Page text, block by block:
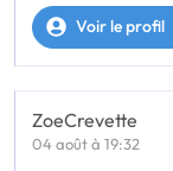
Voir le profil
ZoeCrevette
04 août à 19:32